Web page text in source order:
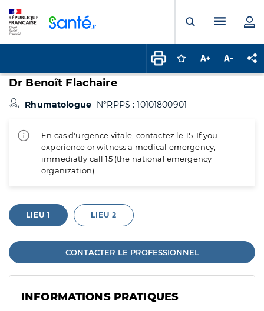
Ouvrir laMenu
Connectez-vous
Augmenter la
Dr Benoît Flachaire
Rhumatologue N°RPPS : 10101800901
En cas d'urgence vitale, contactez le 15. If you
experience or witness a medical emergency,
immediatly call 15 (the national emergency
organization).
LIEU 1 LIEU 2
CONTACTER LE PROFESSIONNEL
INFORMATIONS PRATIQUES